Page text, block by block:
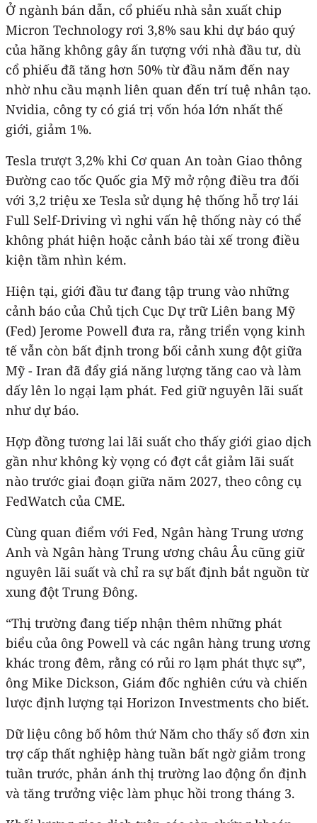
Ở ngành bán dẫn, cổ phiếu nhà sản xuất chip
Micron Technology rơi 3,8% sau khi dự báo quý
của hãng không gây ấn tượng với nhà đầu tư, dù
cổ phiếu đã tăng hơn 50% từ đầu năm đến nay
nhờ nhu cầu mạnh liên quan đến trí tuệ nhân tạo.
Nvidia, công ty có giá trị vốn hóa lớn nhất thế
giới, giảm 1%.
Tesla trượt 3,2% khi Cơ quan An toàn Giao thông
Đường cao tốc Quốc gia Mỹ mở rộng điều tra đối
với 3,2 triệu xe Tesla sử dụng hệ thống hỗ trợ lái
Full Self-Driving vì nghi vấn hệ thống này có thể
không phát hiện hoặc cảnh báo tài xế trong điều
kiện tầm nhìn kém.
Hiện tại, giới đầu tư đang tập trung vào những
cảnh báo của Chủ tịch Cục Dự trữ Liên bang Mỹ
(Fed) Jerome Powell đưa ra, rằng triển vọng kinh
tế vẫn còn bất định trong bối cảnh xung đột giữa
Mỹ - Iran đã đẩy giá năng lượng tăng cao và làm
dấy lên lo ngại lạm phát. Fed giữ nguyên lãi suất
như dự báo.
Hợp đồng tương lai lãi suất cho thấy giới giao dịch
gần như không kỳ vọng có đợt cắt giảm lãi suất
nào trước giai đoạn giữa năm 2027, theo công cụ
FedWatch của CME.
Cùng quan điểm với Fed, Ngân hàng Trung ương
Anh và Ngân hàng Trung ương châu Âu cũng giữ
nguyên lãi suất và chỉ ra sự bất định bắt nguồn từ
xung đột Trung Đông.
“Thị trường đang tiếp nhận thêm những phát
biểu của ông Powell và các ngân hàng trung ương
khác trong đêm, rằng có rủi ro lạm phát thực sự”,
ông Mike Dickson, Giám đốc nghiên cứu và chiến
lược định lượng tại Horizon Investments cho biết.
Dữ liệu công bố hôm thứ Năm cho thấy số đơn xin
trợ cấp thất nghiệp hàng tuần bất ngờ giảm trong
tuần trước, phản ánh thị trường lao động ổn định
và tăng trưởng việc làm phục hồi trong tháng 3.